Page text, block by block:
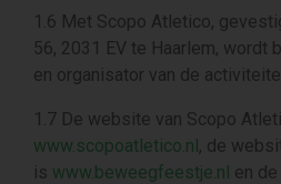
1.6 Met Scopo Atletico,
56, 2031 EV te Haarlem, wordt
en organisator van de
1.7 De website van Scopo
www.scopoatletico.nl, de
is www.beweegfeestje.nl en